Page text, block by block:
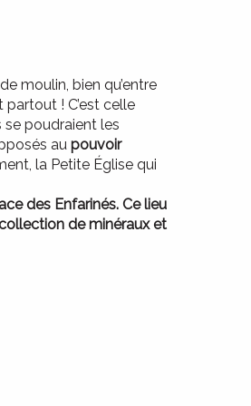
moulin, bien qu’entre
! C’est celle
se poudraient les
au pouvoir
la Petite Église qui
des Enfarinés. Ce lieu
de minéraux et